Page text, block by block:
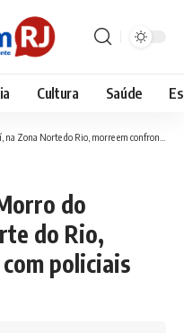
Cultura Saúde
do Rio, morre em confronto com policiais militares
do
do Rio,
policiais